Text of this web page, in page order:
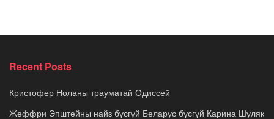
Recent Posts
Кристофер Ноланы трауматай Одиссей
Жеффри Эпштейны найз бүсгүй Беларус бүсгүй Карина Шуляк